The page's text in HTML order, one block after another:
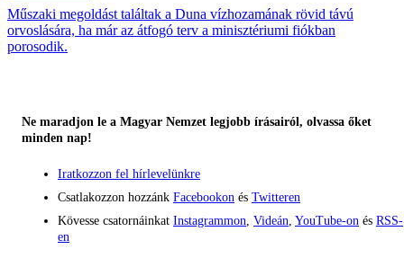
Műszaki megoldást találtak a Duna vízhozamának rövid távú
orvoslására, ha már az átfogó terv a minisztériumi fiókban
porosodik.
Ne maradjon le a Magyar Nemzet legjobb írásairól, olvassa őket
minden nap!
Iratkozzon fel hírlevelünkre
Csatlakozzon hozzánk Facebookon és Twitteren
Kövesse csatornáinkat Instagrammon Videán YouTube-on és RSS-
en